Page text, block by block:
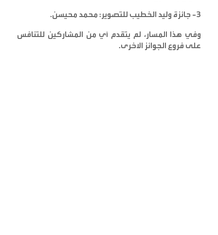
3-
جائزة وليد الخطيب للتصوير: محمد محيسن.
وفي هذا المسار، لم يتقدم أي من المشاركين للتنافس
على فروع الجوائز الاخرى.